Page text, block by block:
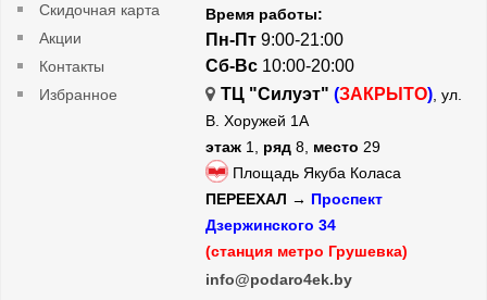
Скидочная карта
Акции
Контакты
Избранное
Время работы:
Пн-Пт 9:00-21:00
Сб-Вс 10:00-20:00
ТЦ "Силуэт" (ЗАКРЫТО), ул.
В. Хоружей 1А
этаж 1, ряд 8, место 29
Площадь Якуба Коласа
ПЕРЕЕХАЛ → Проспект
Дзержинского 34
(станция метро Грушевка)
info@podaro4ek.by